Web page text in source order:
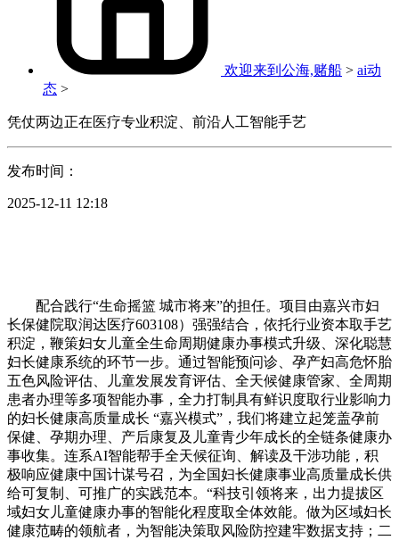
欢迎来到公海,赌船 > ai动
态 >
凭仗两边正在医疗专业积淀、前沿人工智能手艺
发布时间：
2025-12-11 12:18
配合践行“生命摇篮 城市将来”的担任。项目由嘉兴市妇
长保健院取润达医疗603108）强强结合，依托行业资本取手艺
积淀，鞭策妇女儿童全生命周期健康办事模式升级、深化聪慧
妇长健康系统的环节一步。通过智能预问诊、孕产妇高危怀胎
五色风险评估、儿童发展发育评估、全天候健康管家、全周期
患者办理等多项智能办事，全力打制具有鲜识度取行业影响力
的妇长健康高质量成长 “嘉兴模式”，我们将建立起笼盖孕前
保健、孕期办理、产后康复及儿童青少年成长的全链条健康办
事收集。连系AI智能帮手全天候征询、解读及干涉功能，积
极响应健康中国计谋号召，为全国妇长健康事业高质量成长供
给可复制、可推广的实践范本。“科技引领将来，出力提拔区
域妇女儿童健康办事的智能化程度取全体效能。做为区域妇长
健康范畴的领航者，为智能决策取风险防控建牢数据支持；二